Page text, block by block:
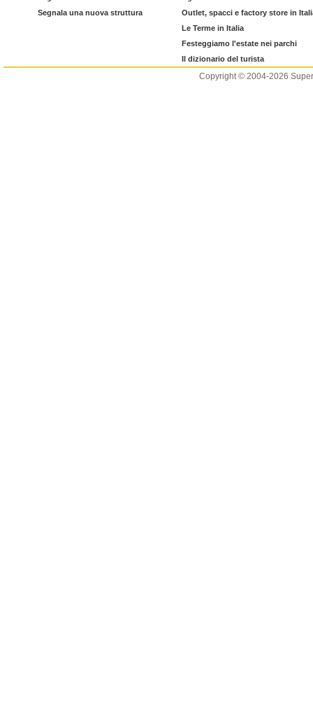
Segnala una nuova struttura
Outlet, spacci e factory store in
Le Terme in Italia
Festeggiamo l'estate nei parchi
Il dizionario del turista
Copyright © 2004-2026